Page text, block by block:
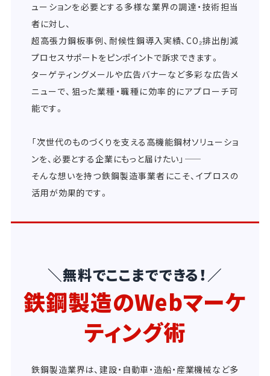
ューションを必要とする多様な業界の調達・技術担当
者に対し、
超高張力鋼板事例、耐候性鋼導入実績、CO₂排出削減
プロセスサポートをピンポイントで訴求できます。
ターゲティングメールや広告バナーなど多彩な広告メ
ニューで、狙った業種・職種に効率的にアプローチ可
能です。
「次世代のものづくりを支える高機能鋼材ソリューショ
ンを、必要とする企業にもっと届けたい」――
そんな想いを持つ鉄鋼製造事業者にこそ、イプロスの
活用が効果的です。
＼無料でここまでできる！／
鉄鋼製造のWebマーケ
ティング術
鉄鋼製造業界は、建設・自動車・造船・産業機械など多